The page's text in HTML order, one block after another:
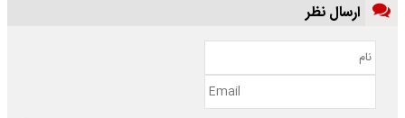
ارسال نظر